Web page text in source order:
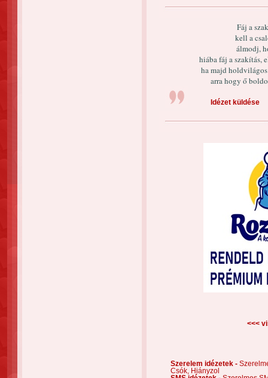
Fáj a
kell a
álmodj,
hiába fáj a szakítás,
ha majd
arra hogy ő
Idézet küldése
<<<
Szerelem idézetek -
Csók,
Hiányzol